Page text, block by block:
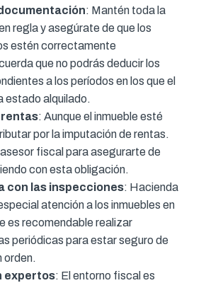
: Mantén toda la
regla y asegúrate de que los
estén correctamente
que no podrás deducir los
a los períodos en los que el
estado alquilado.
rentas: Aunque el inmueble esté
por la imputación de rentas.
fiscal para asegurarte de
con esta obligación.
con las inspecciones: Hacienda
atención a los inmuebles en
es recomendable realizar
periódicas para estar seguro de
orden.
expertos: El entorno fiscal es